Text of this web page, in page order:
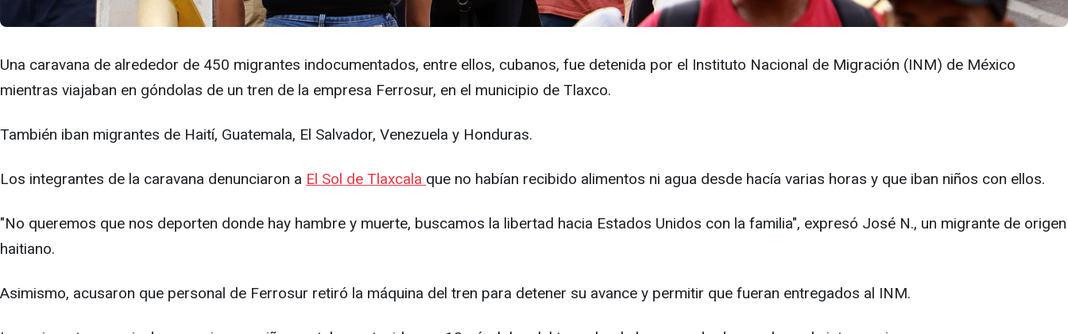
Una caravana de alrededor de 450 migrantes indocumentados, entre ellos, cubanos, fue detenida por el Instituto Nacional de Migración (INM) de México
mientras viajaban en góndolas de un tren de la empresa Ferrosur, en el municipio de Tlaxco.
También iban migrantes de Haití, Guatemala, El Salvador, Venezuela y Honduras.
Los integrantes de la caravana denunciaron a El Sol de Tlaxcala que no habían recibido alimentos ni agua desde hacía varias horas y que iban niños con ellos.
"No queremos que nos deporten donde hay hambre y muerte, buscamos la libertad hacia Estados Unidos con la familia", expresó José N., un migrante de origen
haitiano.
Asimismo, acusaron que personal de Ferrosur retiró la máquina del tren para detener su avance y permitir que fueran entregados al INM.